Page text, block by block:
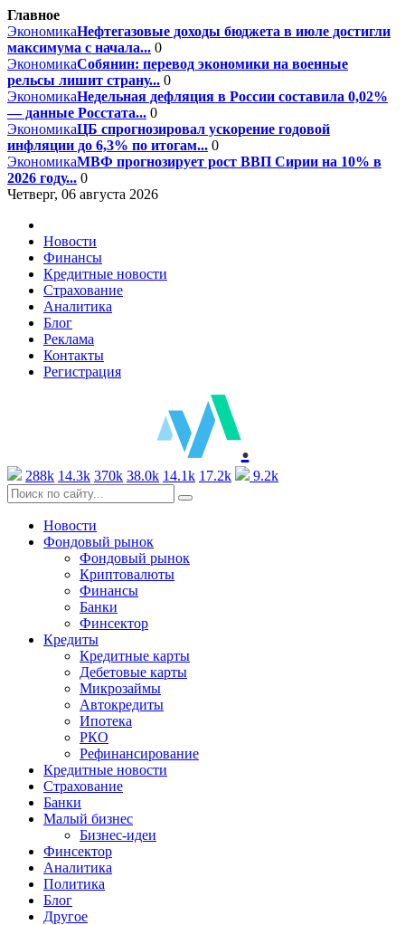
Главное
ЭкономикаНефтегазовые доходы бюджета в июле достигли
максимума с начала... 0
ЭкономикаСобянин: перевод экономики на военные
рельсы лишит страну... 0
ЭкономикаНедельная дефляция в России составила 0,02%
— данные Росстата... 0
ЭкономикаЦБ спрогнозировал ускорение годовой
инфляции до 6,3% по итогам... 0
ЭкономикаМВФ прогнозирует рост ВВП Сирии на 10% в
2026 году... 0
Четверг, 06 августа 2026
Новости
Финансы
Кредитные новости
Страхование
Аналитика
Блог
Реклама
Контакты
Регистрация
.
288k 14.3k 370k 38.0k 14.1k 17.2k 9.2k
Новости
Фондовый рынок
Фондовый рынок
Криптовалюты
Финансы
Банки
Финсектор
Кредиты
Кредитные карты
Дебетовые карты
Микрозаймы
Автокредиты
Ипотека
РКО
Рефинансирование
Кредитные новости
Страхование
Банки
Малый бизнес
Бизнес-идеи
Финсектор
Аналитика
Политика
Блог
Другое